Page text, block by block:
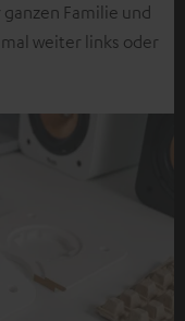
Familie und
weiter links oder